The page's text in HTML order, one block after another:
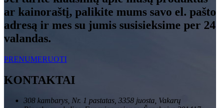
ar kainoraštį, palikite mums savo el. pašto
adresą ir mes su jumis susisieksime per 24
valandas.
PRENUMERUOTI
KONTAKTAI
308 kambarys, Nr. 1 pastatas, 3358 juosta, Vakarų